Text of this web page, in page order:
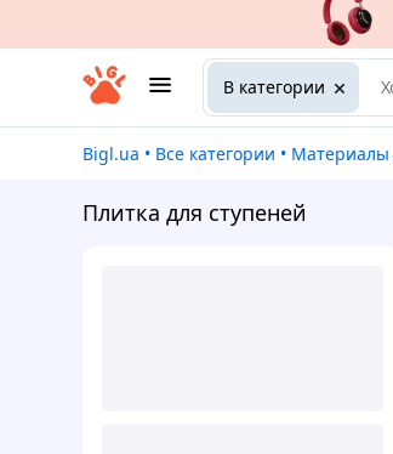
В категории
Bigl.ua • Все категории •
Плитка для ступеней